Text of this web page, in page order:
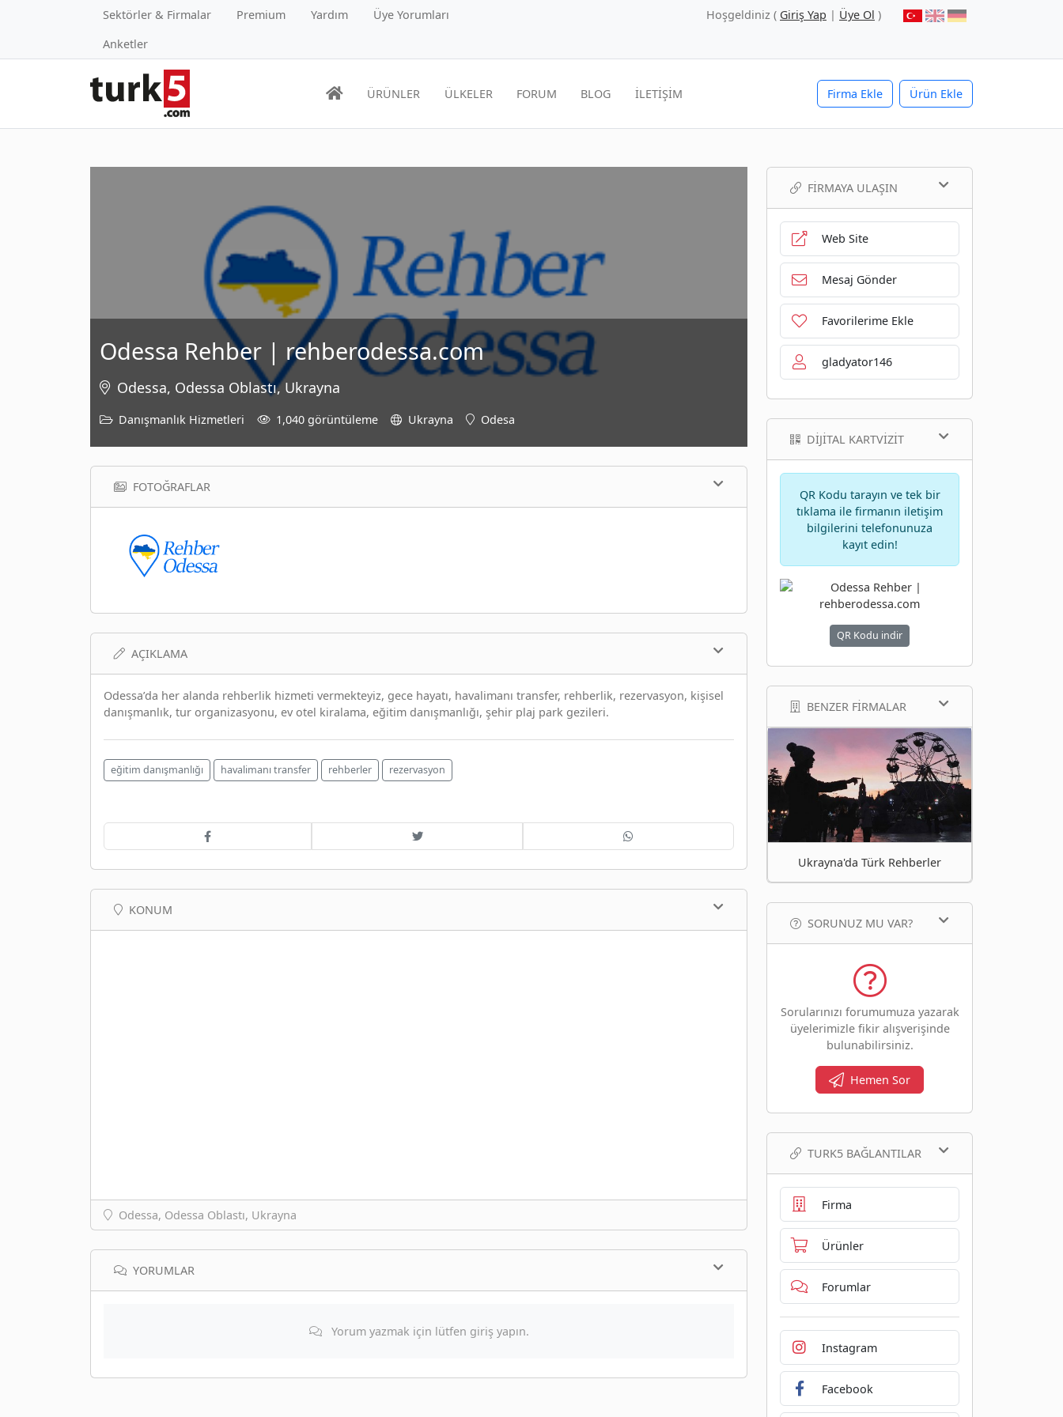
Sektörler & Firmalar Premium Yardım
Üye Yorumları
Anketler
Hoşgeldiniz ( Giriş Yap | Üye Ol )
Firma Ekle Ürün Ekle
ÜRÜNLER ÜLKELER FORUM BLOG İLETİŞİM
Odessa Rehber | rehberodessa.com
Odessa, Odessa Oblastı, Ukrayna
Danışmanlık Hizmetleri 1,040 görüntüleme Ukrayna Odesa
FOTOĞRAFLAR
AÇIKLAMA
Odessa’da her alanda rehberlik hizmeti vermekteyiz, gece hayatı, havalimanı transfer, rehberlik, rezervasyon, kişisel
danışmanlık, tur organizasyonu, ev otel kiralama, eğitim danışmanlığı, şehir plaj park gezileri.
eğitim danışmanlığı havalimanı transfer rehberler rezervasyon
KONUM
Odessa, Odessa Oblastı, Ukrayna
YORUMLAR
Yorum yazmak için lütfen giriş yapın.
FIRMAYA ULAŞIN
Web Site
Mesaj Gönder
Favorilerime Ekle
gladyator146
DIJITAL KARTVIZIT
QR Kodu tarayın ve tek bir
tıklama ile firmanın iletişim
bilgilerini telefonunuza
kayıt edin!
QR Kodu indir
BENZER FIRMALAR
Ukrayna'da Türk Rehberler
SORUNUZ MU VAR?
Sorularınızı forumumuza yazarak
üyelerimizle fikir alışverişinde
bulunabilirsiniz.
Hemen Sor
TURK5 BAĞLANTILAR
Firma
Ürünler
Forumlar
Instagram
Facebook